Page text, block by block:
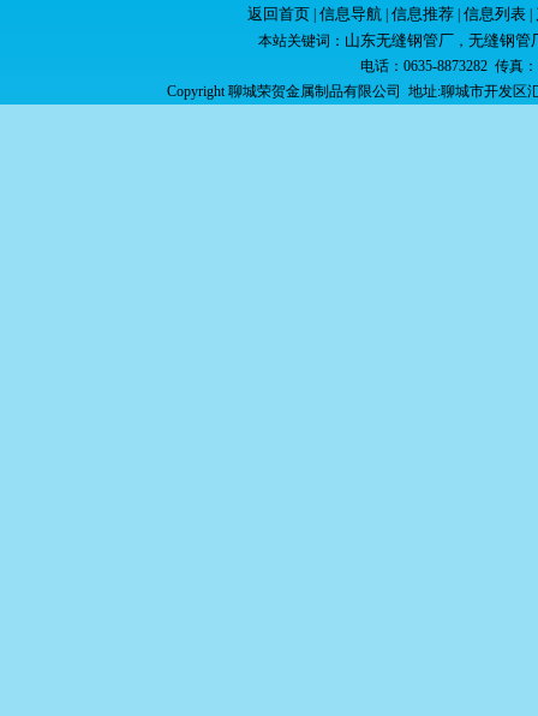
返回首页 信息导航| 信息推荐| 信息列表|
本站关键词： 山东无缝钢管厂 ， 无缝钢管
电话：0635-8873282 传真
Copyright 聊城荣贺金属制品有限公司 地址:聊城市开发区